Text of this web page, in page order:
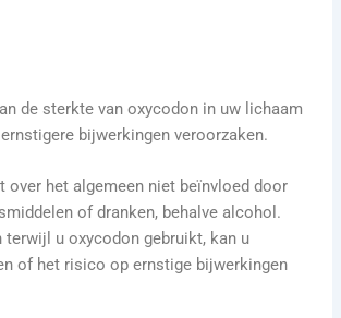
de sterkte van oxycodon in uw lichaam
bijwerkingen veroorzaken.
over het algemeen niet beïnvloed door
of dranken, behalve alcohol.
u oxycodon gebruikt, kan u
of het risico op ernstige bijwerkingen